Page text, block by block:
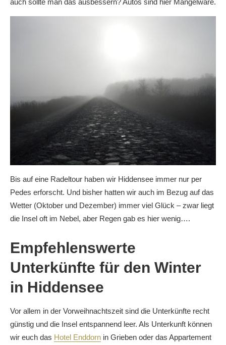
auch sollte man das ausbessern? Autos sind hier Mangelware.
Bis auf eine Radeltour haben wir Hiddensee immer nur per
Pedes erforscht. Und bisher hatten wir auch im Bezug auf das
Wetter (Oktober und Dezember) immer viel Glück – zwar liegt
die Insel oft im Nebel, aber Regen gab es hier wenig….
Empfehlenswerte
Unterkünfte für den Winter
in Hiddensee
Vor allem in der Vorweihnachtszeit sind die Unterkünfte recht
günstig und die Insel entspannend leer. Als Unterkunft können
wir euch das Hotel Enddorn in Grieben oder das Appartement